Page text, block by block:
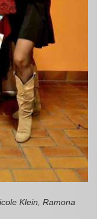
Klein, Ramona